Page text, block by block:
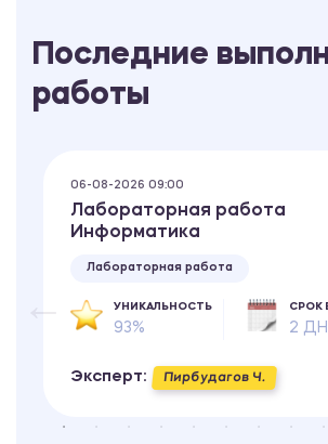
Последние
работы
06-08-2026 09:00
Лабораторная работа
Информатика
Лабораторная работа
УНИКАЛЬНОСТЬ
93%
СРОК
2
Эксперт: Пирбудагов Ч.